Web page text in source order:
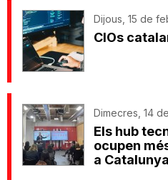
Dijous, 15 de
CIOs
Dimecres, 14
Els hub
ocupen
a Catalunya